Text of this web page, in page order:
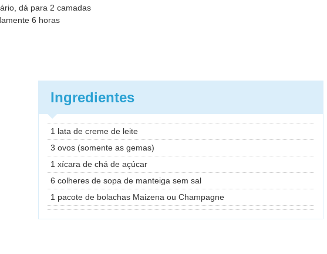
dá para 2 camadas
6 horas
Ingredientes
1 lata de creme de leite
3 ovos (somente as gemas)
1 xícara de chá de açúcar
6 colheres de sopa de manteiga sem sal
1 pacote de bolachas Maizena ou Champagne